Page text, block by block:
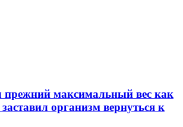
прежний максимальный вес как
организм вернуться к